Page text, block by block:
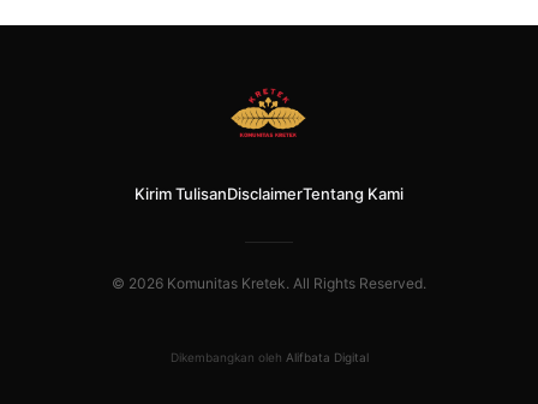
Kirim TulisanDisclaimerTentang Kami
© 2026 Komunitas Kretek. All Rights Reserved.
Dikembangkan oleh Alifbata Digital